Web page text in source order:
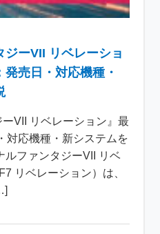
ジーVII リベレーショ
売日・対応機種・
ーVII リベレーション』最
対応機種・新システムを
ルファンタジーVII リベ
リベレーション）は、